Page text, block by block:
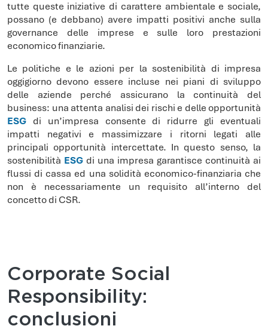
tutte queste iniziative di carattere ambientale e sociale,
possano (e debbano) avere impatti positivi anche sulla
governance delle imprese e sulle loro prestazioni
economico finanziarie.
Le politiche e le azioni per la sostenibilità di impresa
oggigiorno devono essere incluse nei piani di sviluppo
delle aziende perché assicurano la continuità del
business: una attenta analisi dei rischi e delle opportunità
ESG di un’impresa consente di ridurre gli eventuali
impatti negativi e massimizzare i ritorni legati alle
principali opportunità intercettate. In questo senso, la
sostenibilità ESG di una impresa garantisce continuità ai
flussi di cassa ed una solidità economico-finanziaria che
non è necessariamente un requisito all’interno del
concetto di CSR.
Corporate Social
Responsibility:
conclusioni